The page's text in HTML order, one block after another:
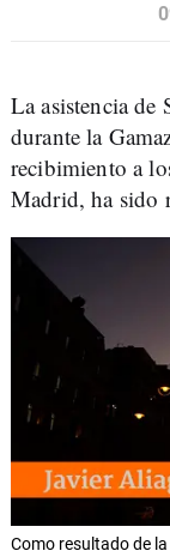
La asistencia de
durante la
recibimiento a
Madrid, ha sido
Como resultado de